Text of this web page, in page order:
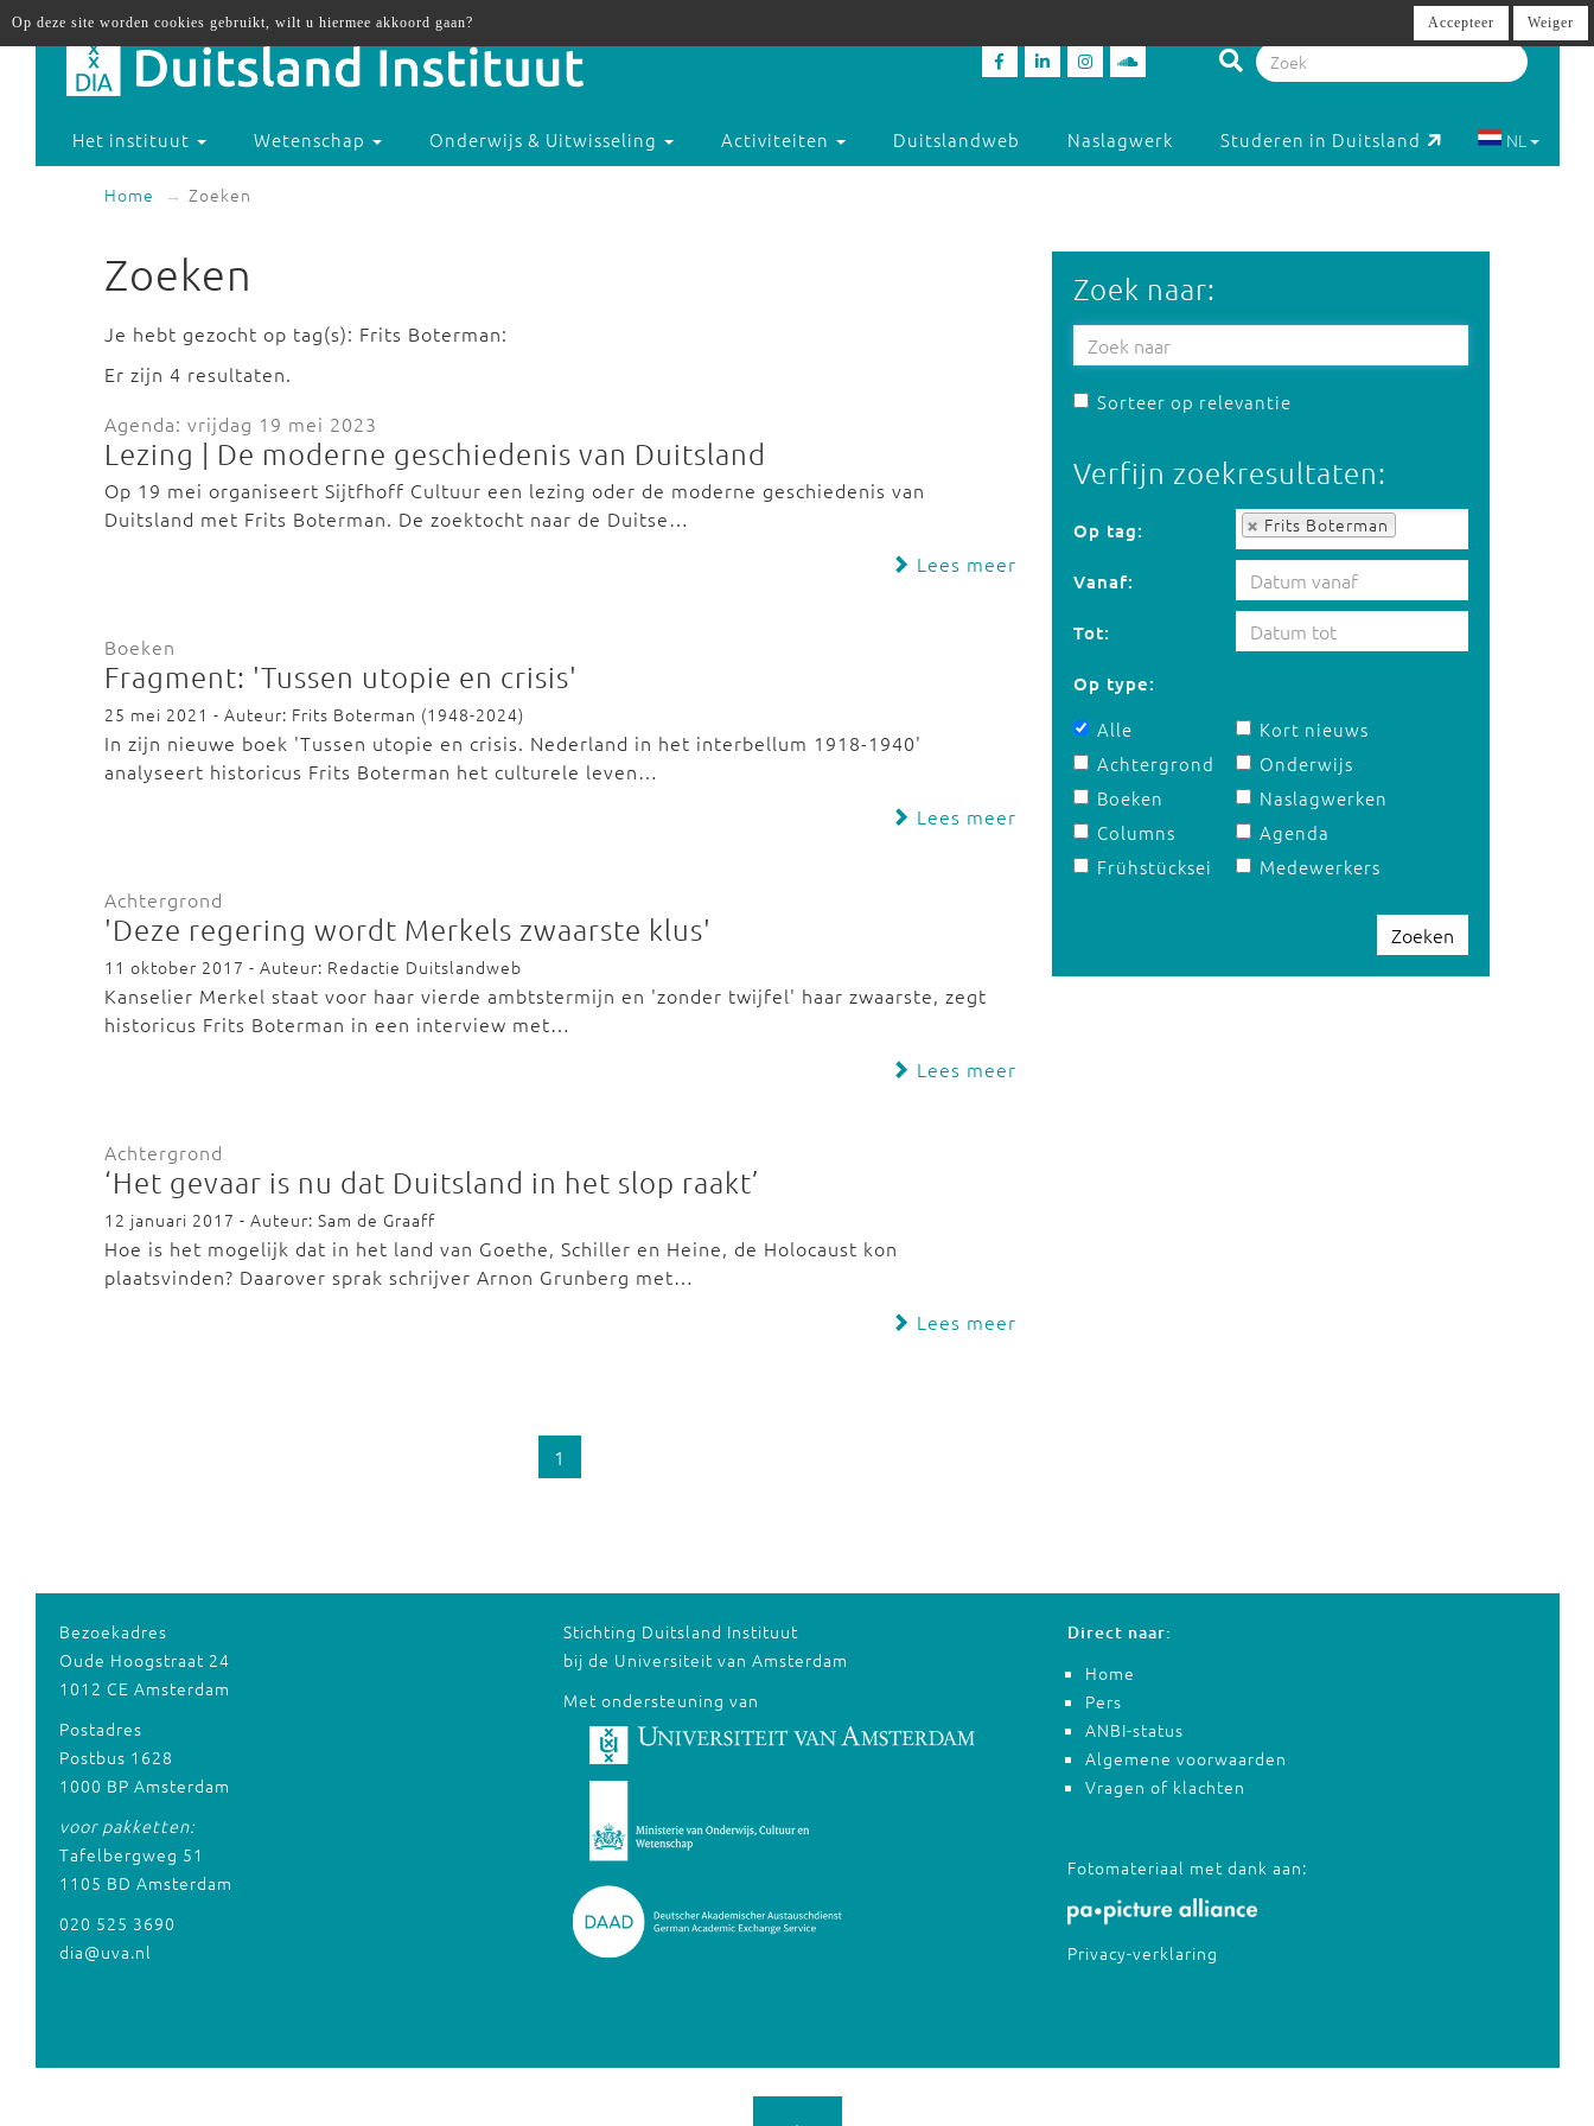
Het instituut Wetenschap Onderwijs & Uitwisseling Activiteiten Duitslandweb Naslagwerk Studeren in Duitsland NL
Home Zoeken
Zoeken
Je hebt gezocht op tag(s): Frits Boterman:
Er zijn 4 resultaten.
Agenda: vrijdag 19 mei 2023
Lezing | De moderne geschiedenis van Duitsland
Op 19 mei organiseert Sijtfhoff Cultuur een lezing oder de moderne geschiedenis van
Duitsland met Frits Boterman. De zoektocht naar de Duitse…
Lees meer
Boeken
Fragment: 'Tussen utopie en crisis'
25 mei 2021 - Auteur: Frits Boterman (1948-2024)
In zijn nieuwe boek 'Tussen utopie en crisis. Nederland in het interbellum 1918-1940'
analyseert historicus Frits Boterman het culturele leven…
Lees meer
Achtergrond
'Deze regering wordt Merkels zwaarste klus'
11 oktober 2017 - Auteur: Redactie Duitslandweb
Kanselier Merkel staat voor haar vierde ambtstermijn en 'zonder twijfel' haar zwaarste, zegt
historicus Frits Boterman in een interview met…
Lees meer
Achtergrond
‘Het gevaar is nu dat Duitsland in het slop raakt’
12 januari 2017 - Auteur: Sam de Graaff
Hoe is het mogelijk dat in het land van Goethe, Schiller en Heine, de Holocaust kon
plaatsvinden? Daarover sprak schrijver Arnon Grunberg met…
Lees meer
1
Zoek naar:
Sorteer op relevantie
Verfijn zoekresultaten:
Op tag: Frits Boterman
Op tag:
Vanaf:
Tot:
Op type:
Alle
Achtergrond
Boeken
Columns
Frühstücksei
Kort nieuws
Onderwijs
Naslagwerken
Agenda
Medewerkers
Zoeken
Bezoekadres
Oude Hoogstraat 24
1012 CE Amsterdam
Postadres
Postbus 1628
1000 BP Amsterdam
voor pakketten:
Tafelbergweg 51
1105 BD Amsterdam
020 525 3690
dia@uva.nl
Stichting Duitsland Instituut
bij de Universiteit van Amsterdam
Met ondersteuning van
Direct naar:
Home
Pers
ANBI-status
Algemene voorwaarden
Vragen of klachten
Fotomateriaal met dank aan:
Privacy-verklaring
Op deze site worden cookies gebruikt, wilt u hiermee akkoord gaan? Accepteer Weiger